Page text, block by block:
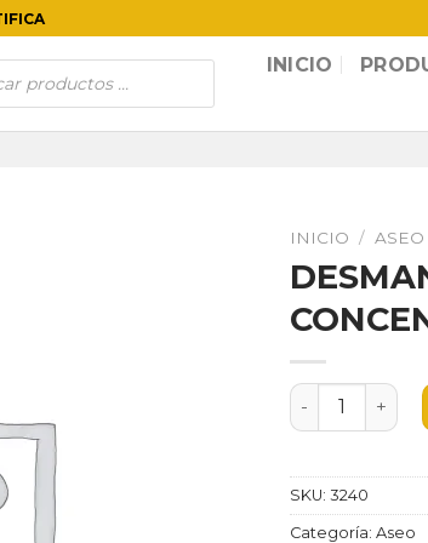
INICIO
INICIO / ASEO
SKU: 3240
Categoría: Aseo